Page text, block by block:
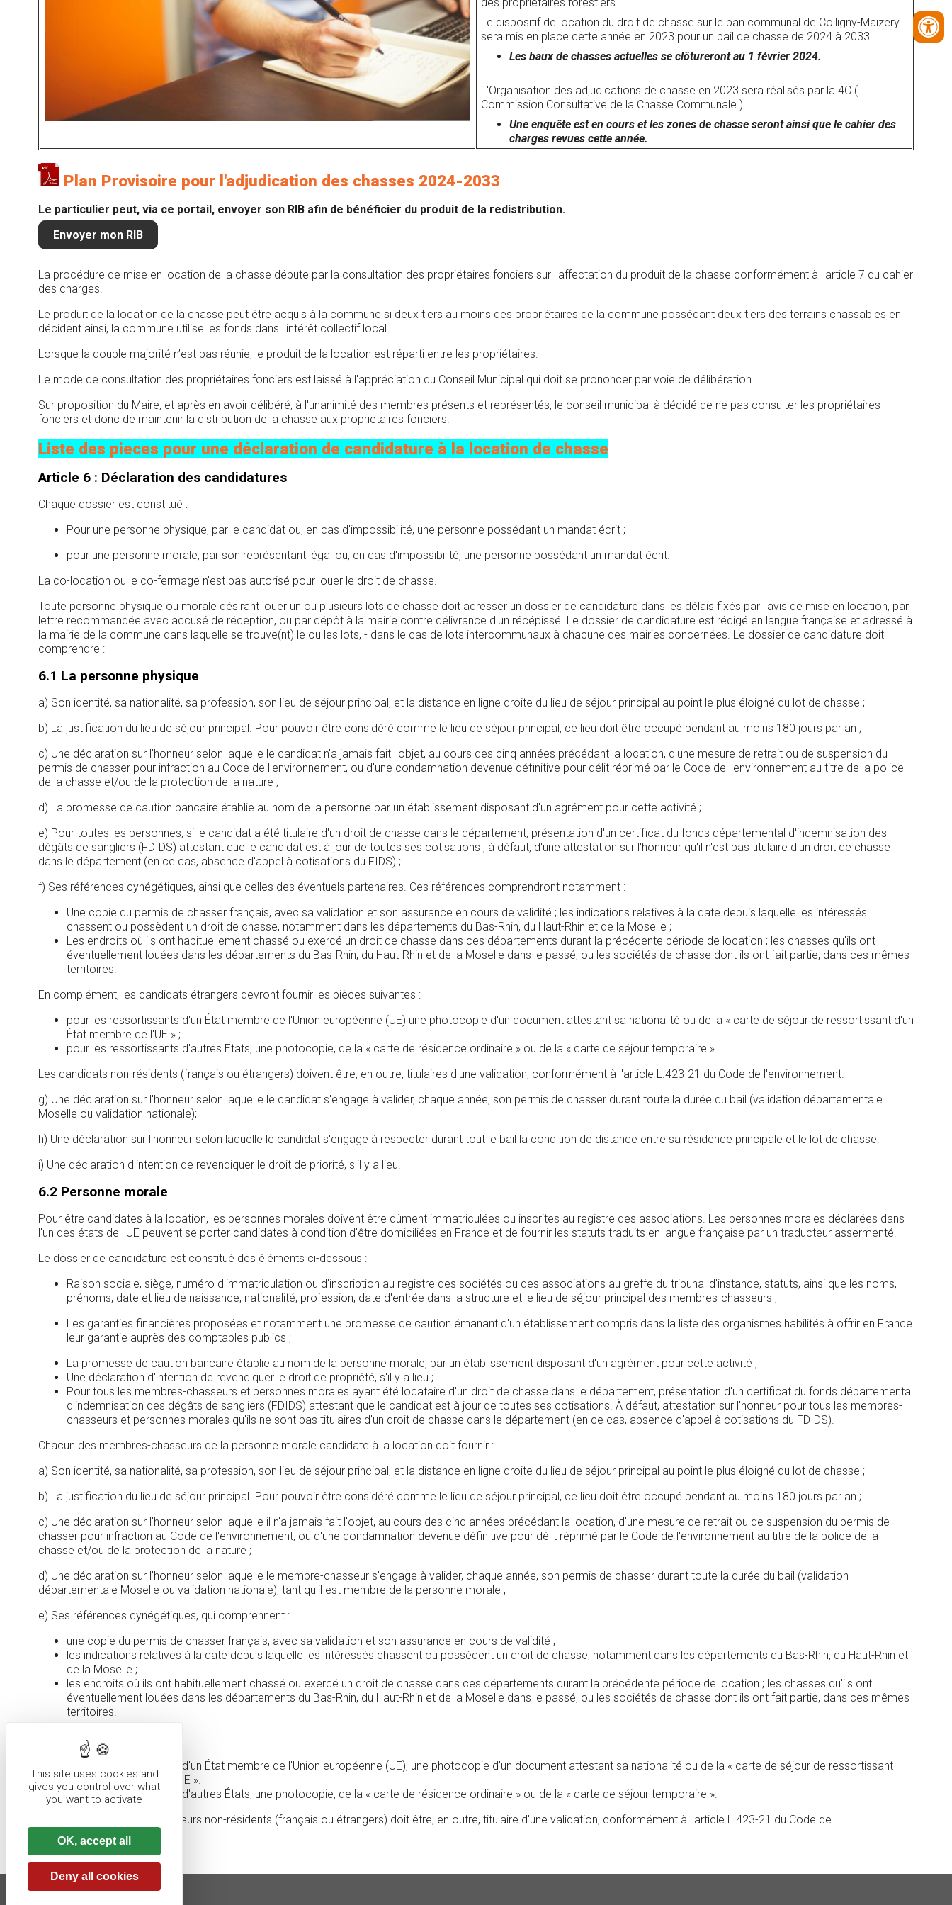
Le dispositif de location du droit de chasse sur le ban communal de Colligny-Maizery
sera mis en place cette année en 2023 pour un bail de chasse de 2024 à 2033 .
Les baux de chasses actuelles se clôtureront au 1 février 2024.
L'Organisation des adjudications de chasse en 2023 sera réalisés par la 4C (
Commission Consultative de la Chasse Communale )
Une enquête est en cours et les zones de chasse seront ainsi que le cahier des
charges revues cette année.
Plan Provisoire pour l'adjudication des chasses 2024-2033
Le particulier peut, via ce portail, envoyer son RIB afin de bénéficier du produit de la redistribution.
Envoyer mon RIB
La procédure de mise en location de la chasse débute par la consultation des propriétaires fonciers sur l'affectation du produit de la chasse conformément à l'article 7 du cahier
des charges.
Le produit de la location de la chasse peut être acquis à la commune si deux tiers au moins des propriétaires de la commune possédant deux tiers des terrains chassables en
décident ainsi, la commune utilise les fonds dans l'intérêt collectif local.
Lorsque la double majorité n’est pas réunie, le produit de la location est réparti entre les propriétaires.
Le mode de consultation des propriétaires fonciers est laissé à l'appréciation du Conseil Municipal qui doit se prononcer par voie de délibération.
Sur proposition du Maire, et après en avoir délibéré, à l'unanimité des membres présents et représentés, le conseil municipal à décidé de ne pas consulter les propriétaires
fonciers et donc de maintenir la distribution de la chasse aux proprietaires fonciers.
Liste des pieces pour une déclaration de candidature à la location de chasse
Article 6 : Déclaration des candidatures
Chaque dossier est constitué :
Pour une personne physique, par le candidat ou, en cas d'impossibilité, une personne possédant un mandat écrit ;
pour une personne morale, par son représentant légal ou, en cas d'impossibilité, une personne possédant un mandat écrit.
La co-location ou le co-fermage n'est pas autorisé pour louer le droit de chasse.
Toute personne physique ou morale désirant louer un ou plusieurs lots de chasse doit adresser un dossier de candidature dans les délais fixés par l'avis de mise en location, par
lettre recommandée avec accusé de réception, ou par dépôt à la mairie contre délivrance d'un récépissé. Le dossier de candidature est rédigé en langue française et adressé à
la mairie de la commune dans laquelle se trouve(nt) le ou les lots, - dans le cas de lots intercommunaux à chacune des mairies concernées. Le dossier de candidature doit
comprendre :
6.1 La personne physique
a) Son identité, sa nationalité, sa profession, son lieu de séjour principal, et la distance en ligne droite du lieu de séjour principal au point le plus éloigné du lot de chasse ;
b) La justification du lieu de séjour principal. Pour pouvoir être considéré comme le lieu de séjour principal, ce lieu doit être occupé pendant au moins 180 jours par an ;
c) Une déclaration sur l'honneur selon laquelle le candidat n'a jamais fait l'objet, au cours des cinq années précédant la location, d'une mesure de retrait ou de suspension du
permis de chasser pour infraction au Code de l'environnement, ou d'une condamnation devenue définitive pour délit réprimé par le Code de l'environnement au titre de la police
de la chasse et/ou de la protection de la nature ;
d) La promesse de caution bancaire établie au nom de la personne par un établissement disposant d'un agrément pour cette activité ;
e) Pour toutes les personnes, si le candidat a été titulaire d'un droit de chasse dans le département, présentation d'un certificat du fonds départemental d'indemnisation des
dégâts de sangliers (FDIDS) attestant que le candidat est à jour de toutes ses cotisations ; à défaut, d'une attestation sur l'honneur qu'il n'est pas titulaire d'un droit de chasse
dans le département (en ce cas, absence d'appel à cotisations du FIDS) ;
f) Ses références cynégétiques, ainsi que celles des éventuels partenaires. Ces références comprendront notamment :
Une copie du permis de chasser français, avec sa validation et son assurance en cours de validité ; les indications relatives à la date depuis laquelle les intéressés
chassent ou possèdent un droit de chasse, notamment dans les départements du Bas-Rhin, du Haut-Rhin et de la Moselle ;
Les endroits où ils ont habituellement chassé ou exercé un droit de chasse dans ces départements durant la précédente période de location ; les chasses qu'ils ont
éventuellement louées dans les départements du Bas-Rhin, du Haut-Rhin et de la Moselle dans le passé, ou les sociétés de chasse dont ils ont fait partie, dans ces mêmes
territoires.
En complément, les candidats étrangers devront fournir les pièces suivantes :
pour les ressortissants d'un État membre de l'Union européenne (UE) une photocopie d'un document attestant sa nationalité ou de la « carte de séjour de ressortissant d'un
État membre de l'UE » ;
pour les ressortissants d'autres Etats, une photocopie, de la « carte de résidence ordinaire » ou de la « carte de séjour temporaire ».
Les candidats non-résidents (français ou étrangers) doivent être, en outre, titulaires d'une validation, conformément à l'article L.423-21 du Code de l'environnement.
g) Une déclaration sur l'honneur selon laquelle le candidat s'engage à valider, chaque année, son permis de chasser durant toute la durée du bail (validation départementale
Moselle ou validation nationale);
h) Une déclaration sur l'honneur selon laquelle le candidat s'engage à respecter durant tout le bail la condition de distance entre sa résidence principale et le lot de chasse.
i) Une déclaration d'intention de revendiquer le droit de priorité, s'il y a lieu.
6.2 Personne morale
Pour être candidates à la location, les personnes morales doivent être dûment immatriculées ou inscrites au registre des associations. Les personnes morales déclarées dans
l'un des états de l'UE peuvent se porter candidates à condition d'être domiciliées en France et de fournir les statuts traduits en langue française par un traducteur assermenté.
Le dossier de candidature est constitué des éléments ci-dessous :
Raison sociale, siège, numéro d'immatriculation ou d'inscription au registre des sociétés ou des associations au greffe du tribunal d'instance, statuts, ainsi que les noms,
prénoms, date et lieu de naissance, nationalité, profession, date d'entrée dans la structure et le lieu de séjour principal des membres-chasseurs ;
Les garanties financières proposées et notamment une promesse de caution émanant d'un établissement compris dans la liste des organismes habilités à offrir en France
leur garantie auprès des comptables publics ;
La promesse de caution bancaire établie au nom de la personne morale, par un établissement disposant d'un agrément pour cette activité ;
Une déclaration d'intention de revendiquer le droit de propriété, s'il y a lieu ;
Pour tous les membres-chasseurs et personnes morales ayant été locataire d'un droit de chasse dans le département, présentation d'un certificat du fonds départemental
d'indemnisation des dégâts de sangliers (FDIDS) attestant que le candidat est à jour de toutes ses cotisations. À défaut, attestation sur l'honneur pour tous les membres-
chasseurs et personnes morales qu'ils ne sont pas titulaires d'un droit de chasse dans le département (en ce cas, absence d'appel à cotisations du FDIDS).
Chacun des membres-chasseurs de la personne morale candidate à la location doit fournir :
a) Son identité, sa nationalité, sa profession, son lieu de séjour principal, et la distance en ligne droite du lieu de séjour principal au point le plus éloigné du lot de chasse ;
b) La justification du lieu de séjour principal. Pour pouvoir être considéré comme le lieu de séjour principal, ce lieu doit être occupé pendant au moins 180 jours par an ;
c) Une déclaration sur l'honneur selon laquelle il n'a jamais fait l'objet, au cours des cinq années précédant la location, d'une mesure de retrait ou de suspension du permis de
chasser pour infraction au Code de l'environnement, ou d'une condamnation devenue définitive pour délit réprimé par le Code de l'environnement au titre de la police de la
chasse et/ou de la protection de la nature ;
d) Une déclaration sur l'honneur selon laquelle le membre-chasseur s'engage à valider, chaque année, son permis de chasser durant toute la durée du bail (validation
départementale Moselle ou validation nationale), tant qu'il est membre de la personne morale ;
e) Ses références cynégétiques, qui comprennent :
une copie du permis de chasser français, avec sa validation et son assurance en cours de validité ;
les indications relatives à la date depuis laquelle les intéressés chassent ou possèdent un droit de chasse, notamment dans les départements du Bas-Rhin, du Haut-Rhin et
de la Moselle ;
les endroits où ils ont habituellement chassé ou exercé un droit de chasse dans ces départements durant la précédente période de location ; les chasses qu'ils ont
éventuellement louées dans les départements du Bas-Rhin, du Haut-Rhin et de la Moselle dans le passé, ou les sociétés de chasse dont ils ont fait partie, dans ces mêmes
territoires.
Pour les étrangers :
pour les ressortissants d'un État membre de l'Union européenne (UE), une photocopie d'un document attestant sa nationalité ou de la « carte de séjour de ressortissant
d'un État membre de l'UE ».
pour les ressortissants d'autres États, une photocopie, de la « carte de résidence ordinaire » ou de la « carte de séjour temporaire ».
Chacun des membres-chasseurs non-résidents (français ou étrangers) doit être, en outre, titulaire d'une validation, conformément à l'article L.423-21 du Code de
l'environnement.
This site uses cookies and
gives you control over what
you want to activate
OK, accept all
Deny all cookies